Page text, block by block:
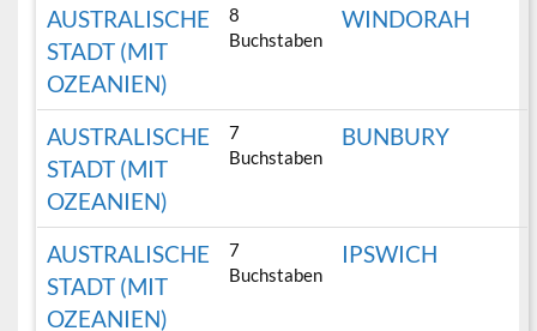
AUSTRALISCHE
STADT (MIT
OZEANIEN)
8
Buchstaben
WINDORAH
AUSTRALISCHE
STADT (MIT
OZEANIEN)
7
Buchstaben
BUNBURY
AUSTRALISCHE
STADT (MIT
OZEANIEN)
7
Buchstaben
IPSWICH